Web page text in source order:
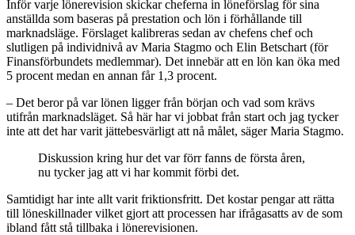
Inför varje lönerevision skickar chef­erna in löneförslag för sina
anställda som baseras på prestation och lön i förhållande till
marknadsläge. Förslaget kalibreras sedan av chefens chef och
slutligen på individnivå av Maria Stagmo och Elin Betschart (för
Finansförbundets medlemmar). Det innebär att en lön kan öka med
5 procent medan en annan får 1,3 procent.
– Det beror på var lönen ligger från början och vad som krävs
utifrån marknadsläget. Så här har vi jobbat från start och jag tycker
inte att det har varit jättebesvärligt att nå målet, säger Maria Stagmo.
Diskussion kring hur det var förr fanns de första åren,
nu tycker jag att vi har kommit förbi det.
Samtidigt har inte allt varit ­friktionsfritt. Det kostar pengar att rätta
till löneskillnader vilket gjort att processen har ifrågasatts av de som
ibland fått stå tillbaka i lönerevisionen.